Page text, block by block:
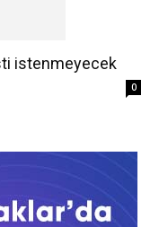
istenmeyecek
0